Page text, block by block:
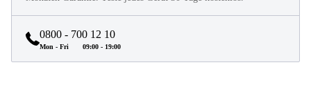
0800 - 700 12 10
Mon - Fri 09:00 - 19:00